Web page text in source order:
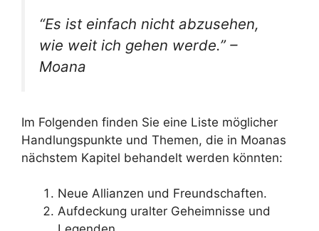
“Es ist einfach nicht abzusehen,
wie weit ich gehen werde.” –
Moana
Im Folgenden finden Sie eine Liste möglicher
Handlungspunkte und Themen, die in Moanas
nächstem Kapitel behandelt werden könnten:
Neue Allianzen und Freundschaften.
Aufdeckung uralter Geheimnisse und